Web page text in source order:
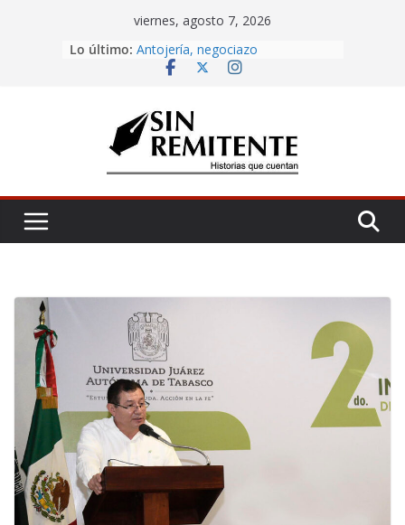
viernes, agosto 7, 2026
Lo último: Amor eterno
Antojería, negociazo
Misa de 12